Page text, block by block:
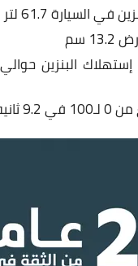
السيارة 61.7 لتر
سم
ثانيه